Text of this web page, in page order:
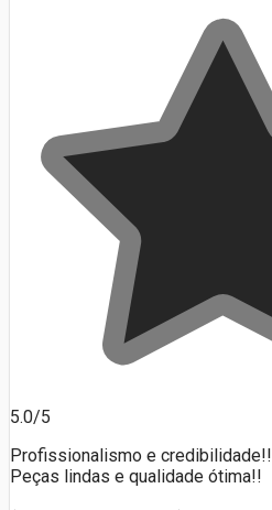
5.0/5
Profissionalismo e credibilidade!!
Peças lindas e qualidade ótima!!